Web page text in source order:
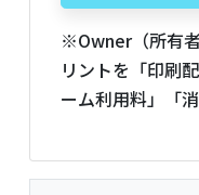
※Owner（所有
リントを「印刷
ーム利用料」「